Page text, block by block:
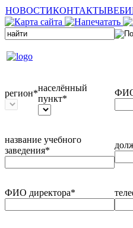
НОВОСТИКОНТАКТЫ
регион*
населённый
пункт*
ФИО
название учебного
заведения*
ФИО директора*